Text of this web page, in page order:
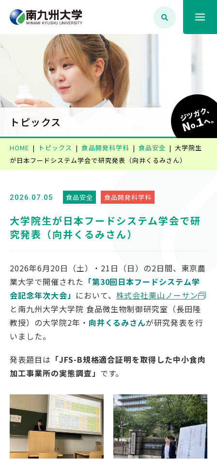
大学案内
学生生活
学部学科・大学院
就職・資格
対象者別
受験生の方
保護者の方
高校教員の方
企業の方
在学生・教職員の方
卒業生の方
OFFICIAL SNS
南九州大学公式SNS
トピックス ジツガク、
No.1へ
HOME トピックス 食品開発科学科 食品安全
大学院生
が日本フードシステム学会で研究発表（向井くるみさん）
2026.07.05 食品安全 食品開発科学科
大学院生が日本フードシステム学会で研
究発表（向井くるみさん）
2026年6月20日（土）・21日（日）の2日間、東京農
業大学で開催された 「第30回日本フードシステム学
会記念年次大会」 において、 株式会社栗山ノーサン
と南九州大学大学院 食品微生物制御研究室（長田隆
教授）の大学院2年・ 向井くるみさんが研究発表を行
いました。
発表題目は 「JFS-B規格適合証明を取得した中小食肉
加工事業所の実態調査」 です。